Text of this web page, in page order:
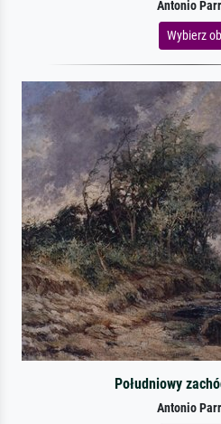
Antonio
Wybierz
Południowy
Antonio